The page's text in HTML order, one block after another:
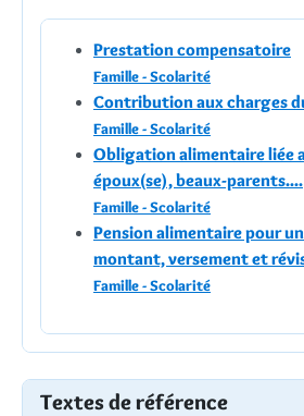
Prestation compensatoire
Famille - Scolarité
Contribution aux charges
Famille - Scolarité
Obligation alimentaire liée
époux(se), beaux-parents....
Famille - Scolarité
Pension alimentaire pour
montant, versement et
Famille - Scolarité
Textes de référence